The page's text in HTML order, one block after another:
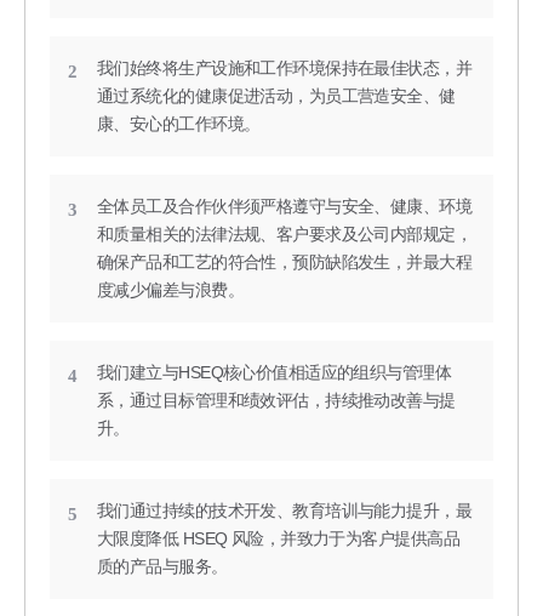
2
我们始终将生产设施和工作环境保持在最佳状态，并
通过系统化的健康促进活动，为员工营造安全、健
康、安心的工作环境。
3
全体员工及合作伙伴须严格遵守与安全、健康、环境
和质量相关的法律法规、客户要求及公司内部规定，
确保产品和工艺的符合性，预防缺陷发生，并最大程
度减少偏差与浪费。
4
我们建立与HSEQ核心价值相适应的组织与管理体
系，通过目标管理和绩效评估，持续推动改善与提
升。
5
我们通过持续的技术开发、教育培训与能力提升，最
大限度降低 HSEQ 风险，并致力于为客户提供高品
质的产品与服务。